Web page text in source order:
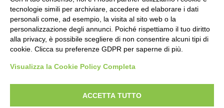
Bogliano Srl
tecnologie simili per archiviare, accedere ed elaborare i dati
personali come, ad esempio, la visita al sito web o la
personalizzazione degli annunci. Poiché rispettiamo il tuo diritto
alla privacy, è possibile scegliere di non consentire alcuni tipi di
cookie. Clicca su preferenze GDPR per saperne di più.
Visualizza la Cookie Policy Completa
ACCETTA TUTTO